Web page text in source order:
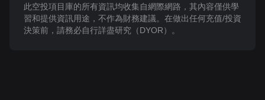
此空投項目庫的所有資訊均收集自網際網路，其內容僅供學
習和提供資訊用途，不作為財務建議。在做出任何充值/投資
決策前，請務必自行詳盡研究（DYOR）。